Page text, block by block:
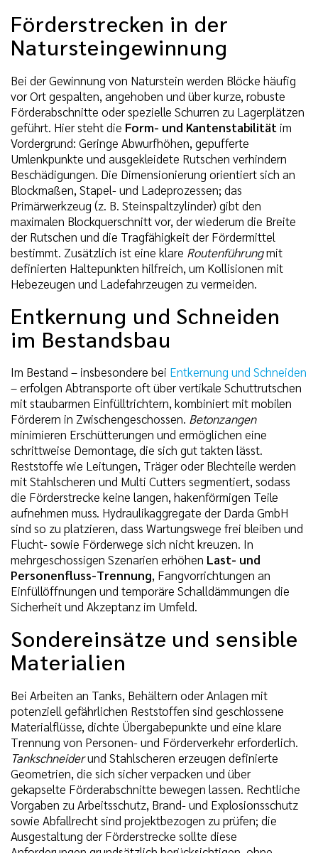
Förderstrecken in der
Natursteingewinnung
Bei der Gewinnung von Naturstein werden Blöcke häufig
vor Ort gespalten, angehoben und über kurze, robuste
Förderabschnitte oder spezielle Schurren zu Lagerplätzen
geführt. Hier steht die Form- und Kantenstabilität im
Vordergrund: Geringe Abwurfhöhen, gepufferte
Umlenkpunkte und ausgekleidete Rutschen verhindern
Beschädigungen. Die Dimensionierung orientiert sich an
Blockmaßen, Stapel- und Ladeprozessen; das
Primärwerkzeug (z. B. Steinspaltzylinder) gibt den
maximalen Blockquerschnitt vor, der wiederum die Breite
der Rutschen und die Tragfähigkeit der Fördermittel
bestimmt. Zusätzlich ist eine klare Routenführungmit
definierten Haltepunkten hilfreich, um Kollisionen mit
Hebezeugen und Ladefahrzeugen zu vermeiden.
Entkernung und Schneiden
im Bestandsbau
Im Bestand – insbesondere bei Entkernung und Schneiden
– erfolgen Abtransporte oft über vertikale Schuttrutschen
mit staubarmen Einfülltrichtern, kombiniert mit mobilen
Förderern in Zwischengeschossen. Betonzangen
minimieren Erschütterungen und ermöglichen eine
schrittweise Demontage, die sich gut takten lässt.
Reststoffe wie Leitungen, Träger oder Blechteile werden
mit Stahlscheren und Multi Cutters segmentiert, sodass
die Förderstrecke keine langen, hakenförmigen Teile
aufnehmen muss. Hydraulikaggregate der Darda GmbH
sind so zu platzieren, dass Wartungswege frei bleiben und
Flucht- sowie Förderwege sich nicht kreuzen. In
mehrgeschossigen Szenarien erhöhen Last- und
Personenfluss-Trennung, Fangvorrichtungen an
Einfüllöffnungen und temporäre Schalldämmungen die
Sicherheit und Akzeptanz im Umfeld.
Sondereinsätze und sensible
Materialien
Bei Arbeiten an Tanks, Behältern oder Anlagen mit
potenziell gefährlichen Reststoffen sind geschlossene
Materialflüsse, dichte Übergabepunkte und eine klare
Trennung von Personen- und Förderverkehr erforderlich.
Tankschneiderund Stahlscheren erzeugen definierte
Geometrien, die sich sicher verpacken und über
gekapselte Förderabschnitte bewegen lassen. Rechtliche
Vorgaben zu Arbeitsschutz, Brand- und Explosionsschutz
sowie Abfallrecht sind projektbezogen zu prüfen; die
Ausgestaltung der Förderstrecke sollte diese